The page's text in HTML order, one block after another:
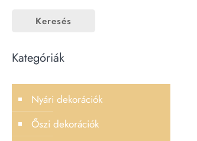
Keresés
Kategóriák
Nyári dekorációk
Őszi dekorációk